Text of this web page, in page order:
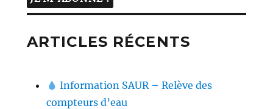
ARTICLES RÉCENTS
Information SAUR – Relève des
compteurs d’eau